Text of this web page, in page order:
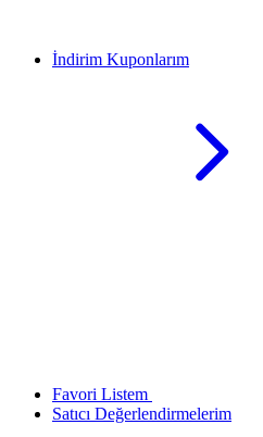
İndirim Kuponlarım
Favori Listem
Satıcı Değerlendirmelerim